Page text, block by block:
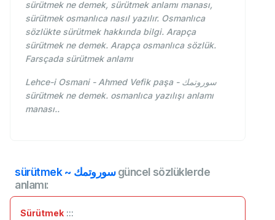
sürütmek ne demek, sürütmek anlamı manası,
sürütmek osmanlıca nasıl yazılır. Osmanlıca
sözlükte sürütmek hakkında bilgi. Arapça
sürütmek ne demek. Arapça osmanlıca sözlük.
Farsçada sürütmek anlamı
Lehce-i Osmani - Ahmed Vefik paşa - سوروتمك
sürütmek ne demek. osmanlıca yazılışı anlamı
manası..
sürütmek ~ سوروتمكgüncel sözlüklerde
anlamı:
Sürütmek :::